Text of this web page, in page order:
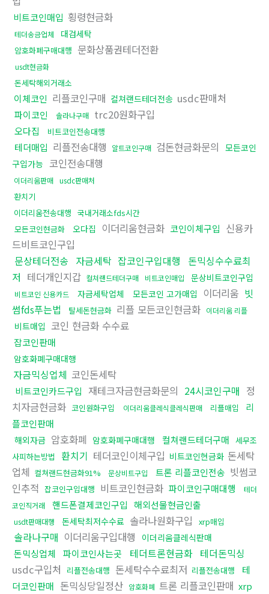
비트코인매입 횡령현금화
테더송금업체 대검세탁
암호화폐구매대행 문화상품권테더전환
usdt현금화
돈세탁해외거래소
이체코인 리플코인구매 컬쳐랜드테더전송 usdc판매처
파이코인 솔라나구매 trc20원화구입
오다집 비트코인전송대행
테더매입 리플전송대행 알트코인구매 검돈현금화문의 모든코인
구입가능 코인전송대행
이더리움판매 usdc판매처
환치기
이더리움전송대행 국내거래소fds시간
모든코인현금화
오다집 이더리움현금화 코인이체구입 신용카
드비트코인구입
문상테더전송 자금세탁 잡코인구입대행
돈믹싱수수료최
저 테더개인지갑 컬쳐랜드테더구매 비트코인매입 문상비트코인구입
비트코인 신용카드 자금세탁업체 모든코인 고가매입 이더리움 빗
썸fds푸는법
탈세돈현금화 리플 모든코인현금화 이더리움 리플
비트매입 코인 현금화 수수료
잡코인판매
암호화폐구매대행
자금믹싱업체 코인돈세탁
비트코인카드구입 재테크자금현금화문의 24시코인구매 정
치자금현금화 코인원화구입 이더리움클레식클레식판매 리플매입
리
플코인판매
해외자금 암호화폐 암호화폐구매대행 컬쳐랜드테더구매 세무조
사피하는방법
환치기 테더코인이체구입 비트코인현금화 돈세탁
업체 컬쳐랜드현금화91% 문상비트구입 트론 리플코인전송 빗썸코
인추적 잡코인구입대행 비트코인현금화 파이코인구매대행
테더
코인직거래
핸드폰결제코인구입 해외선물현금인출
usdt판매대행 돈세탁최저수수료 솔라나원화구입 xrp매입
솔라나구매 이더리움구입대행 이더리움클레식판매
돈믹싱업체 파이코인사는곳 테더트론현금화 테더돈믹싱
usdc구입처
리플전송대행 돈세탁수수료최저 리플전송대행
테
더코인판매 돈믹싱당일정산 암호화폐 트론 리플코인판매 xrp